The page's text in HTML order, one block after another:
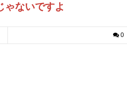
ゃないですよ
0